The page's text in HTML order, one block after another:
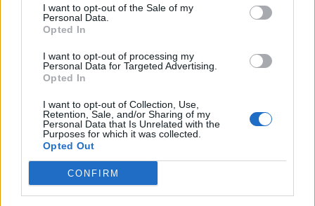
I want to opt-out of the Sale of my
Personal Data.
Opted In
I want to opt-out of processing my
Personal Data for Targeted Advertising.
Opted In
I want to opt-out of Collection, Use,
Retention, Sale, and/or Sharing of my
Personal Data that Is Unrelated with the
Purposes for which it was collected.
Opted Out
CONFIRM
In evidenza